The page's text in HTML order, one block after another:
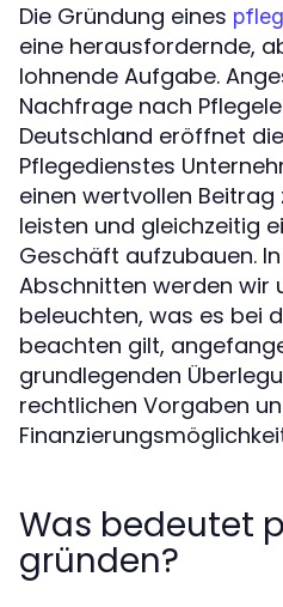
Die Gründung eines
eine herausfordernde,
lohnende Aufgabe.
Nachfrage nach
Deutschland eröffnet
Pflegedienstes
einen wertvollen
leisten und gleichzeitig
Geschäft aufzubauen.
Abschnitten werden wir
beleuchten, was es bei
beachten gilt,
grundlegenden
rechtlichen Vorgaben
Was bedeutet
gründen?